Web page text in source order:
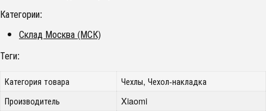
Категории:
Склад Москва (МСК)
Теги:
Категория товара
Чехлы, Чехол-накладка
Производитель
Xiaomi